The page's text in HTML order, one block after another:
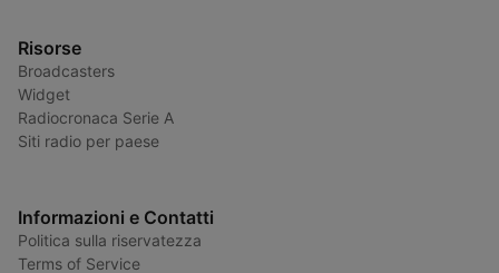
Risorse
Broadcasters
Widget
Radiocronaca Serie A
Siti radio per paese
Informazioni e Contatti
Politica sulla riservatezza
Terms of Service